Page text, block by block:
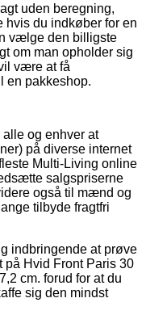
uden beregning,
hvis du indkøber for en
vælge den billigste
om man opholder sig
være at få
en pakkeshop.
alle og enhver at
på diverse internet
Multi-Living online
salgspriserne
også til mænd og
tilbyde fragtfri
indbringende at prøve
på Hvid Front Paris 30
cm. forud for at du
sig den mindst